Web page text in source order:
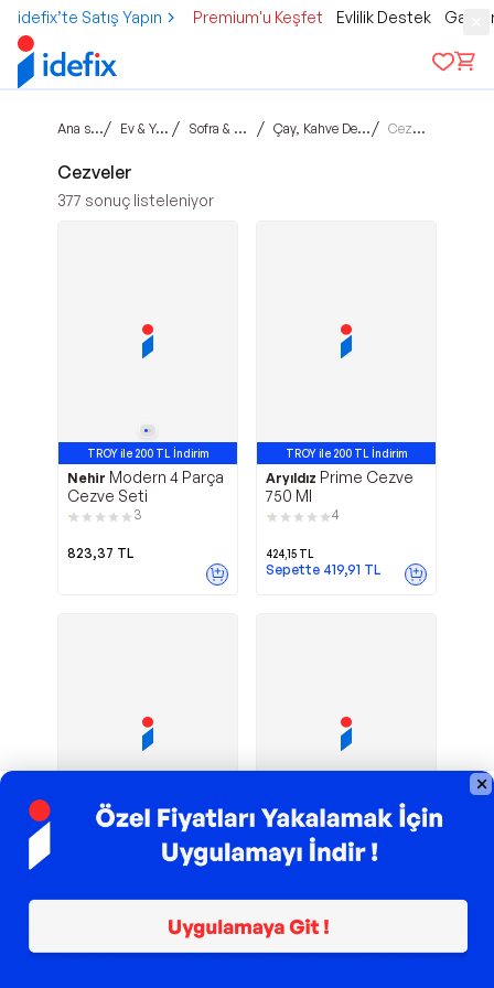
idefix’te Satış Yapın Premium'u Keşfet Evlilik Destek
Ana sayfa/ Ev & Yaşam / Sofra & Mutfak / Çay, Kahve Demleme / Cezveler
Cezveler
377 sonuç listeleniyor
TROY ile 200 TL İndirim
Nehir Modern 4 Parça
Cezve Seti
3
823,37 TL
TROY ile 200 TL İndirim
Aryıldız Prime Cezve
750 Ml
4
424,15 TL
Sepette 419,91 TL
TROY ile 200 TL İndirim
A139 Sütlük
TROY ile 200 TL İndirim
Korkmaz